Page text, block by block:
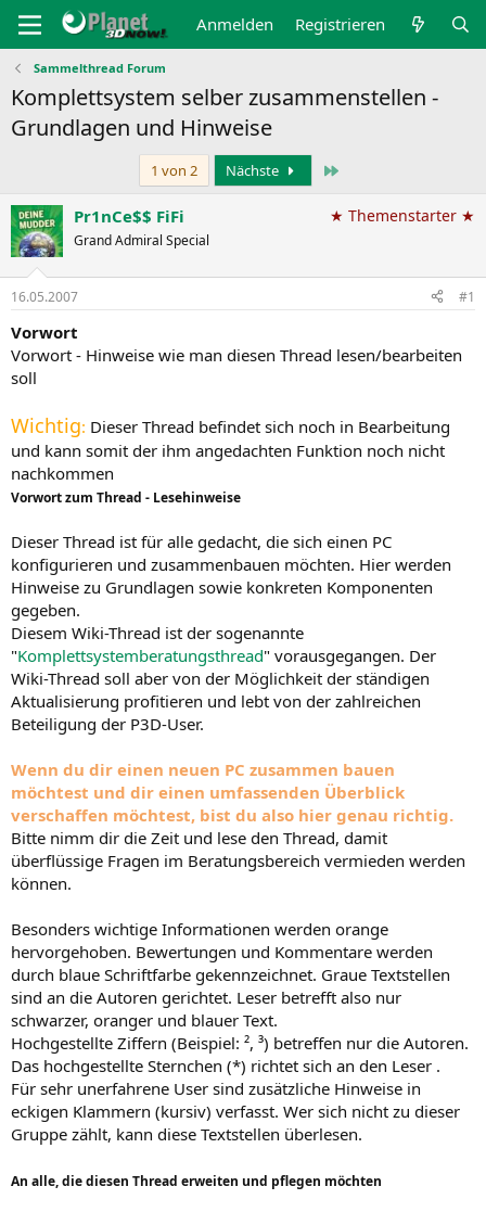
Anmelden Registrieren
Sammelthread Forum
Komplettsystem selber zusammenstellen -
Grundlagen und Hinweise
1 von 2 Nächste
Pr1nCe$$ FiFi
Grand Admiral Special
★ Themenstarter ★
16.05.2007 #1
Vorwort
Vorwort - Hinweise wie man diesen Thread lesen/bearbeiten
soll
Wichtig: Dieser Thread befindet sich noch in Bearbeitung
und kann somit der ihm angedachten Funktion noch nicht
nachkommen
Vorwort zum Thread - Lesehinweise
Dieser Thread ist für alle gedacht, die sich einen PC
konfigurieren und zusammenbauen möchten. Hier werden
Hinweise zu Grundlagen sowie konkreten Komponenten
gegeben.
Diesem Wiki-Thread ist der sogenannte
"Komplettsystemberatungsthread" vorausgegangen. Der
Wiki-Thread soll aber von der Möglichkeit der ständigen
Aktualisierung profitieren und lebt von der zahlreichen
Beteiligung der P3D-User.
Wenn du dir einen neuen PC zusammen bauen
möchtest und dir einen umfassenden Überblick
verschaffen möchtest, bist du also hier genau richtig.
Bitte nimm dir die Zeit und lese den Thread, damit
überflüssige Fragen im Beratungsbereich vermieden werden
können.
Besonders wichtige Informationen werden orange
hervorgehoben. Bewertungen und Kommentare werden
durch blaue Schriftfarbe gekennzeichnet. Graue Textstellen
sind an die Autoren gerichtet. Leser betrefft also nur
schwarzer, oranger und blauer Text.
Hochgestellte Ziffern (Beispiel: ², ³) betreffen nur die Autoren.
Das hochgestellte Sternchen (*) richtet sich an den Leser .
Für sehr unerfahrene User sind zusätzliche Hinweise in
eckigen Klammern (kursiv) verfasst. Wer sich nicht zu dieser
Gruppe zählt, kann diese Textstellen überlesen.
An alle, die diesen Thread erweiten und pflegen möchten